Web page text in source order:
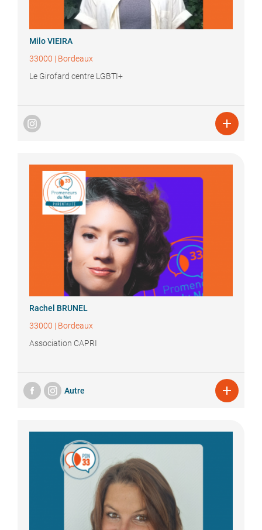
MiloVIEIRA
33000 | Bordeaux
Le Girofard centre LGBTI+

Rachel BRUNEL
33000 | Bordeaux
Association CAPRI
Autre 